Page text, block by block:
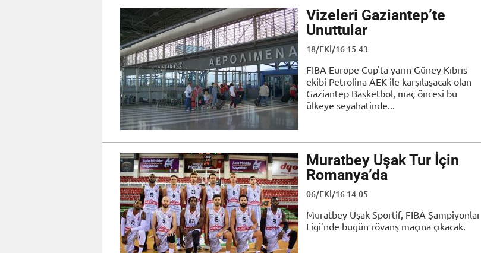
Vizeleri Gaziantep’te
Unuttular
18/EKI/16 15:43
FIBA Europe Cup'ta yarın Güney Kıbrıs
ekibi Petrolina AEK ile karşılaşacak olan
Gaziantep Basketbol, maç öncesi bu
ülkeye seyahatinde...
Muratbey Uşak Tur İçin
Romanya’da
06/EKI/16 14:05
Muratbey Uşak Sportif, FIBA Şampiyonlar
Ligi'nde bugün rövanş maçına çıkacak.